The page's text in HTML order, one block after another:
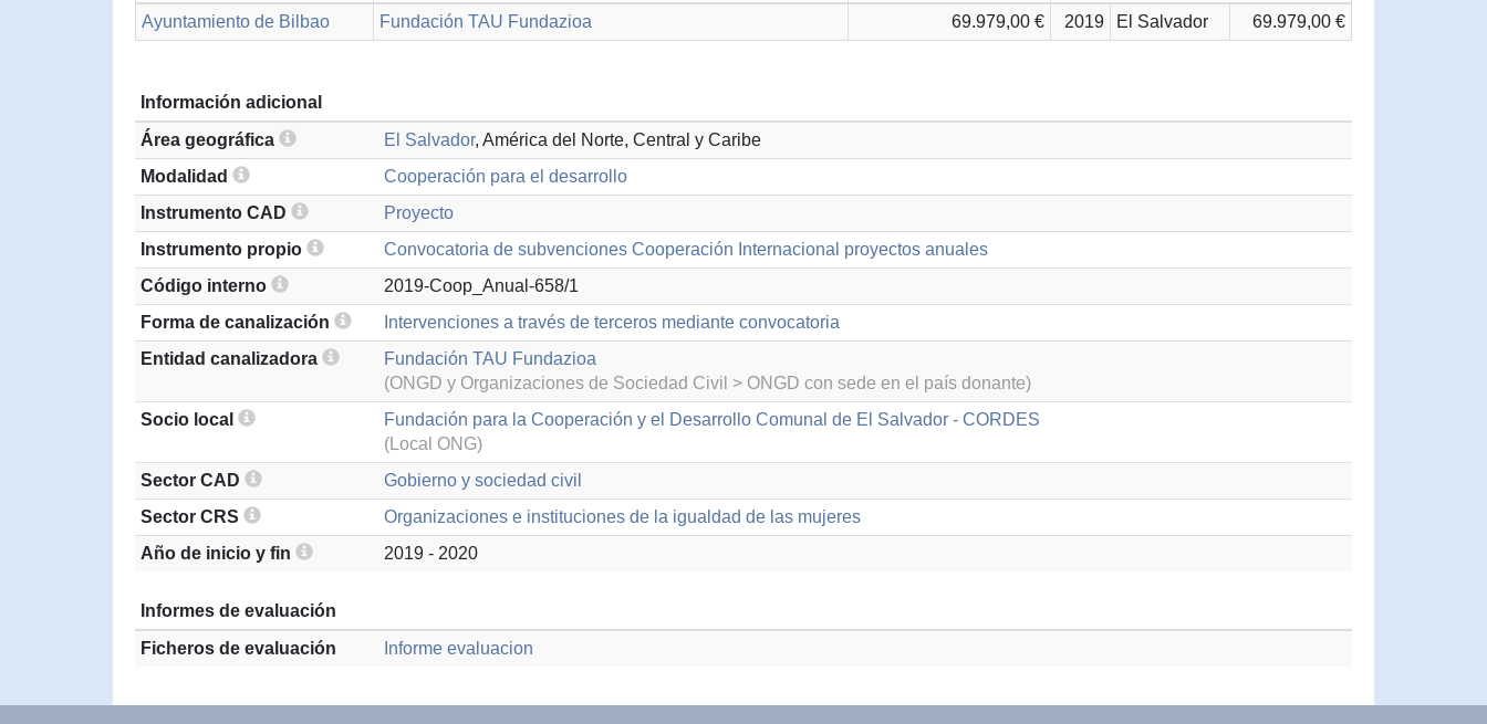
Ayuntamiento de Bilbao
Fundación TAU Fundazioa 69.979,00 € 2019 El Salvador 69.979,00 €
Información adicional
Área geográfica
El Salvador, América del Norte, Central y Caribe
Modalidad
Cooperación para el desarrollo
Instrumento CAD
Proyecto
Instrumento propio
Convocatoria de subvenciones Cooperación Internacional proyectos anuales
Código interno
2019-Coop_Anual-658/1
Forma de canalización
Intervenciones a través de terceros mediante convocatoria
Entidad canalizadora
Fundación TAU Fundazioa
(ONGD y Organizaciones de Sociedad Civil > ONGD con sede en el país donante)
Socio local
Fundación para la Cooperación y el Desarrollo Comunal de El Salvador - CORDES
(Local ONG)
Sector CAD
Gobierno y sociedad civil
Sector CRS
Organizaciones e instituciones de la igualdad de las mujeres
Año de inicio y fin
2019 - 2020
Informes de evaluación
Ficheros de evaluación
Informe evaluacion